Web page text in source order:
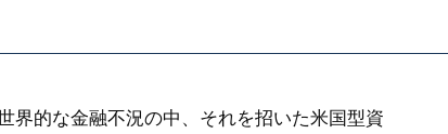
界的な金融不況の中、それを招いた米国型資